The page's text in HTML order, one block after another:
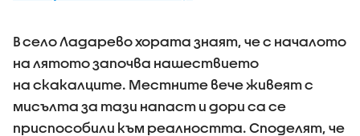
В село Ладарево хората знаят, че с началото
на лятото започва нашествието
на скакалците. Местните вече живеят с
мисълта за тази напаст и дори са се
приспособили към реалността. Споделят, че